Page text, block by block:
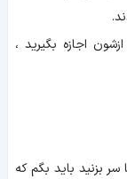
اجازه بگیرید ،
بزنید باید بگم که